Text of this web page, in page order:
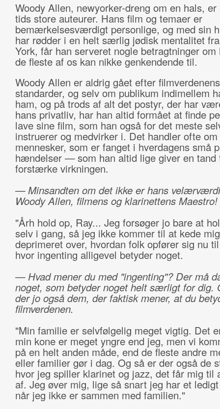
Woody Allen, newyorker-dreng om en hals,
tids store auteurer. Hans film og temaer er
bemærkelsesværdigt personlige, og med sin
har rødder i en helt særlig jødisk mentalitet
York, får han serveret nogle betragtninger
de fleste af os kan nikke genkendende til.
Woody Allen er aldrig gået efter
standarder, og selv om publikum indimellem
ham, og på trods af alt det postyr, der har
hans privatliv, har han altid formået at finde
lave sine film, som han også for det meste
instruerer og medvirker i. Det handler ofte om
mennesker, som er fanget i hverdagens små
hændelser — som han altid lige giver en tand
forstærke virkningen.
— Minsandten om det ikke er hans
Woody Allen, filmens og klarinettens Maestro!
"Årh hold op, Ray... Jeg forsøger jo bare at
selv i gang, så jeg ikke kommer til at kede
deprimeret over, hvordan folk opfører sig nu
hvor ingenting alligevel betyder noget.
— Hvad mener du med "ingenting"? Der må
noget, som betyder noget helt særligt for dig.
der jo også dem, der faktisk mener, at du
filmverdenen.
"Min familie er selvfølgelig meget vigtig. Det
min kone er meget yngre end jeg, men vi
på en helt anden måde, end de fleste andre
eller familier gør i dag. Og så er der også de
hvor jeg spiller klarinet og jazz, det får mig til
af. Jeg øver mig, lige så snart jeg har et
når jeg ikke er sammen med familien."